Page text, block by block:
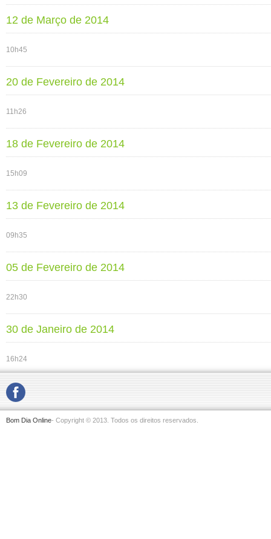
12 de Março de 2014
10h45
20 de Fevereiro de 2014
11h26
18 de Fevereiro de 2014
15h09
13 de Fevereiro de 2014
09h35
05 de Fevereiro de 2014
22h30
30 de Janeiro de 2014
16h24
Bom Dia Online- Copyright © 2013. Todos os direitos reservados.